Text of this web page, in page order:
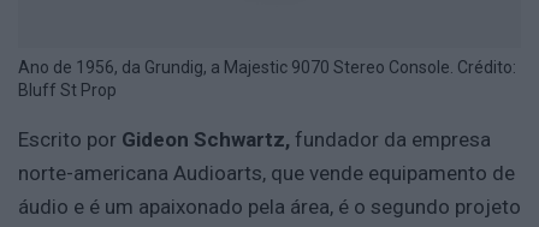
Ano de 1956, da Grundig, a Majestic 9070 Stereo Console. Crédito:
Bluff St Prop
Escrito por Gideon Schwartz, fundador da empresa
norte-americana Audioarts, que vende equipamento de
áudio e é um apaixonado pela área, é o segundo projeto